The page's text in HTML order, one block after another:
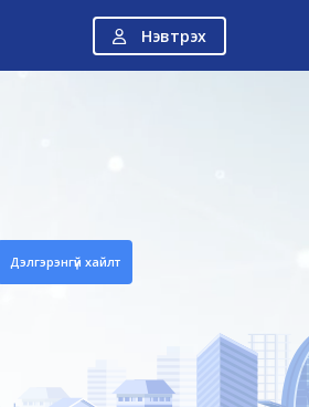
Нэвтрэх
Дэлгэрэнгүй хайлт